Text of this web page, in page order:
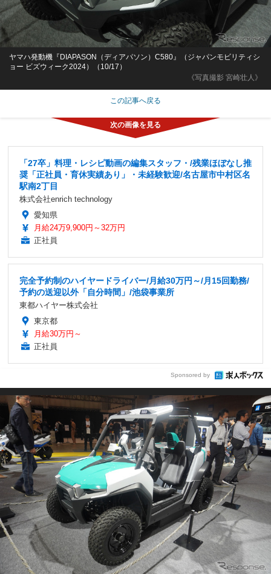
《写真撮影 宮崎壮人》
ヤマハ発動機『DIAPASON（ディアパソン）C580』（ジャパンモビリティシ
ョー ビズウィーク2024）（10/17）
この記事へ戻る
「27卒」料理・レシピ動画の編集スタッフ・/残業ほぼなし推
奨「正社員・育休実績あり」・未経験歓迎/名古屋市中村区名
駅南2丁目
株式会社enrich technology
愛知県
月給24万9,900円～32万円
正社員
完全予約制のハイヤードライバー/月給30万円～/月15回勤務/
予約の送迎以外「自分時間」/池袋事業所
東都ハイヤー株式会社
東京都
月給30万円～
正社員
Sponsored by